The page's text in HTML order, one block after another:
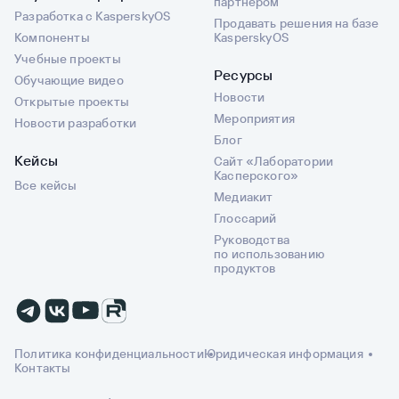
Разработка с KasperskyOS
Компоненты
Учебные проекты
Обучающие видео
Открытые проекты
Новости разработки
Кейсы
Все кейсы
Продавать решения на базе
KasperskyOS
Ресурсы
Новости
Мероприятия
Блог
Сайт «Лаборатории
Касперского»
Медиакит
Глоссарий
Руководства
по использованию
продуктов
Политика конфиденциальностиЮридическая информация
Контакты